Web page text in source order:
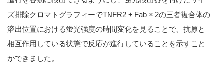
ズ排除クロマトグラフィーでTNFR2 + Fab × 2の三者複合体の
溶出位置における蛍光強度の時間変化を見ることで、抗原と
相互作用している状態で反応が進行していることを示すこと
ができました。